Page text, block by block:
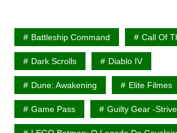
Battleship Command Call Of
Dark Scrolls Diablo IV
Dune: Awakening Elite Filmes
Game Pass Guilty Gear -